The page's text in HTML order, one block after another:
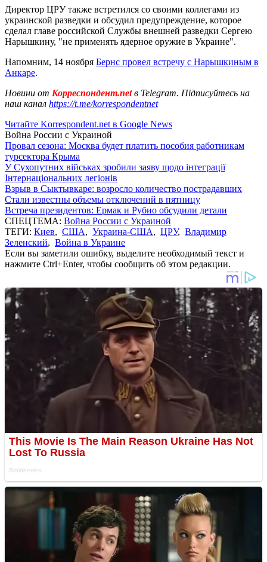
Директор ЦРУ также встретился со своими коллегами из
украинской разведки и обсудил предупреждение, которое
сделал главе российской Службы внешней разведки Сергею
Нарышкину, "не применять ядерное оружие в Украине".
Напомним, 14 ноября Бернс провел встречу с Нарышкиным в
Анкаре.
Новини от Корреспондент.netв Telegram. Підписуйтесь на
наш канал https://t.me/korrespondentnet
Читайте Korrespondent.net в Google News
Война России с Украиной
Провал сезона: Москва будет платить пособия работникам
турсектора Крыма
У Сухопутних військах зробили заяву щодо інтеграції
Інтернаціональних легіонів
Взрыв в Сыктывкаре: возросло количество пострадавших
Стали известны объемы отключений в пятницу
Встреча президентов: Ермак и Рубио обсудили детали
СПЕЦТЕМА: Война России с Украиной
ТЕГИ: Киев, США, Украина-США, ЦРУ, Владимир
Зеленский, Война в Украине
Если вы заметили ошибку, выделите необходимый текст и
нажмите Ctrl+Enter, чтобы сообщить об этом редакции.